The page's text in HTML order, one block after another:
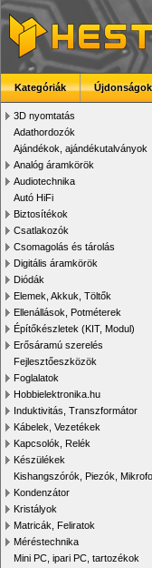
Kategóriák Újdonságok
3D nyomtatás
Adathordozók
Ajándékok, ajándékutalványok
Analóg áramkörök
Audiotechnika
Autó HiFi
Biztosítékok
Csatlakozók
Csomagolás és tárolás
Digitális áramkörök
Diódák
Elemek, Akkuk, Töltők
Ellenállások, Potméterek
Építőkészletek (KIT, Modul)
Erősáramú szerelés
Fejlesztőeszközök
Foglalatok
Hobbielektronika.hu
Induktivitás, Transzformátor
Kábelek, Vezetékek
Kapcsolók, Relék
Készülékek
Kishangszórók, Piezók,
Kondenzátor
Kristályok
Matricák, Feliratok
Méréstechnika
Mini PC, ipari PC, tartozékok